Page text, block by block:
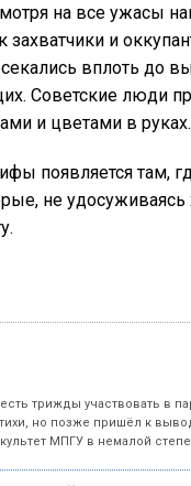
на все ужасы
и
вплоть до
Советские люди
и цветами в руках.
появляется там,
не удосуживаясь
трижды участвовать в
но позже пришёл к
МПГУ в немалой